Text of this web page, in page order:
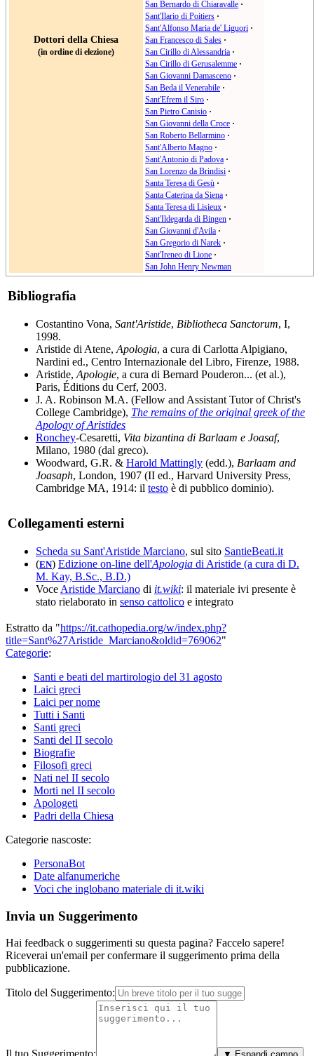
Dottori della Chiesa
(in ordine di elezione)
San Bernardo di Chiaravalle ·
Sant'Ilario di Poitiers ·
Sant'Alfonso Maria de' Liguori ·
San Francesco di Sales ·
San Cirillo di Alessandria ·
San Cirillo di Gerusalemme ·
San Giovanni Damasceno ·
San Beda il Venerabile ·
Sant'Efrem il Siro ·
San Pietro Canisio ·
San Giovanni della Croce ·
San Roberto Bellarmino ·
Sant'Alberto Magno ·
Sant'Antonio di Padova ·
San Lorenzo da Brindisi ·
Santa Teresa di Gesù ·
Santa Caterina da Siena ·
Santa Teresa di Lisieux ·
Sant'Ildegarda di Bingen ·
San Giovanni d'Avila ·
San Gregorio di Narek ·
Sant'Ireneo di Lione ·
San John Henry Newman
Bibliografia
Costantino Vona, Sant'Aristide, Bibliotheca Sanctorum, I,
1998.
Aristide di Atene, Apologia, a cura di Carlotta Alpigiano,
Nardini ed., Centro Internazionale del Libro, Firenze, 1988.
Aristide, Apologie, a cura di Bernard Pouderon... (et al.),
Paris, Éditions du Cerf, 2003.
J. A. Robinson M.A. (Fellow and Assistant Tutor of Christ's
College Cambridge), The remains of the original greek of the
Apology of Aristides
Ronchey-Cesaretti, Vita bizantina di Barlaam e Joasaf,
Milano, 1980 (dal greco).
Woodward, G.R. & Harold Mattingly (edd.), Barlaam and
Joasaph, London, 1907 (II ed., Harvard University Press,
Cambridge MA, 1914: il testo è di pubblico dominio).
Collegamenti esterni
Scheda su Sant'Aristide Marciano, sul sito SantieBeati.it
(EN) Edizione on-line dell'Apologia di Aristide (a cura di D.
M. Kay, B.Sc., B.D.)
Voce Aristide Marciano di it.wiki: il materiale ivi presente è
stato rielaborato in senso cattolico e integrato
Estratto da "https://it.cathopedia.org/w/index.php?
title=Sant%27Aristide_Marciano&oldid=769062"
Categorie:
Santi e beati del martirologio del 31 agosto
Laici greci
Laici per nome
Tutti i Santi
Santi greci
Santi del II secolo
Biografie
Filosofi greci
Nati nel II secolo
Morti nel II secolo
Apologeti
Padri della Chiesa
Categorie nascoste:
PersonaBot
Date alfanumeriche
Voci che inglobano materiale di it.wiki
Invia un Suggerimento
Hai feedback o suggerimenti su questa pagina? Faccelo sapere!
Riceverai un'email per confermare il suggerimento prima della
pubblicazione.
Titolo del Suggerimento: